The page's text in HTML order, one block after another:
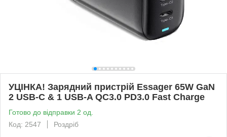
УЦІНКА! Зарядний пристрій Essager 65W GaN
2 USB-С & 1 USB-A QC3.0 PD3.0 Fast Charge
Готово до відправки 2 од.
Код: 2547
Роздріб